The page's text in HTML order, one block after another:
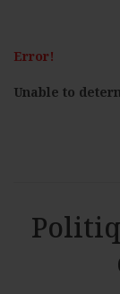
Error!
Unable to